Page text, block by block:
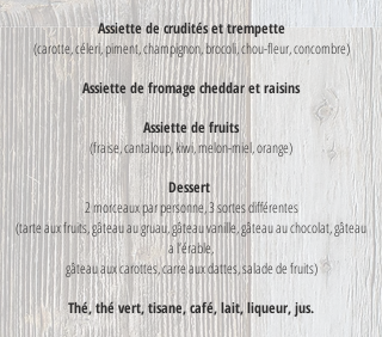
Assiette de crudités et trempette
(carotte, céleri, piment, champignon, brocoli, chou-fleur, concombre)
Assiette de fromage cheddar et raisins
Assiette de fruits
(fraise, cantaloup, kiwi, melon-miel, orange)
Dessert
2 morceaux par personne, 3 sortes différentes
(tarte aux fruits, gâteau au gruau, gâteau vanille, gâteau au chocolat, gâteau
a l’érable,
gâteau aux carottes, carre aux dattes, salade de fruits)
Thé, thé vert, tisane, café, lait, liqueur, jus.